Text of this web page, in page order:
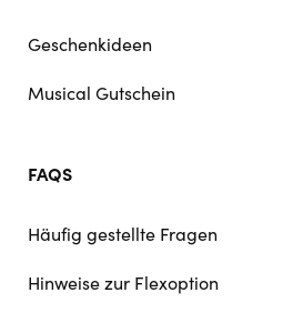
Geschenkideen
Musical Gutschein
FAQS
Häufig gestellte Fragen
Hinweise zur Flexoption